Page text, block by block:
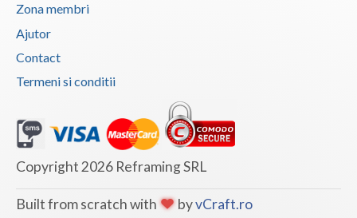
Zona membri
Ajutor
Contact
Termeni si conditii
Copyright 2026 Reframing SRL
Built from scratch with byvCraft.ro